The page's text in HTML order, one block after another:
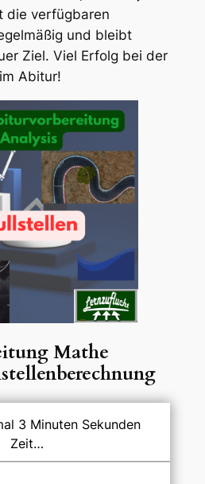
die verfügbaren
und bleibt
Ziel. Viel Erfolg bei der
Abitur!
Mathe
3 Minuten Sekunden
Zeit…